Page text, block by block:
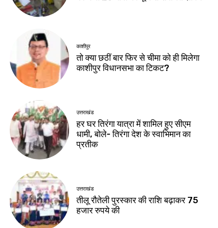
काशीपुर
तो क्या छठीं बार फिर से चीमा को ही मिलेगा
काशीपुर विधानसभा का टिकट?
उत्तराखंड
हर घर तिरंगा यात्रा में शामिल हुए सीएम
धामी, बोले- तिरंगा देश के स्वाभिमान का
प्रतीक
उत्तराखंड
तीलू रौतेली पुरस्कार की राशि बढ़ाकर 75
हजार रुपये की